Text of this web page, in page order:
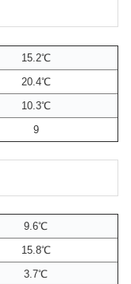
15.2℃
20.4℃
10.3℃
9
9.6℃
15.8℃
3.7℃